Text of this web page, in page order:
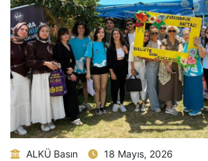
ALKÜ Basın 18 Mayıs, 2026